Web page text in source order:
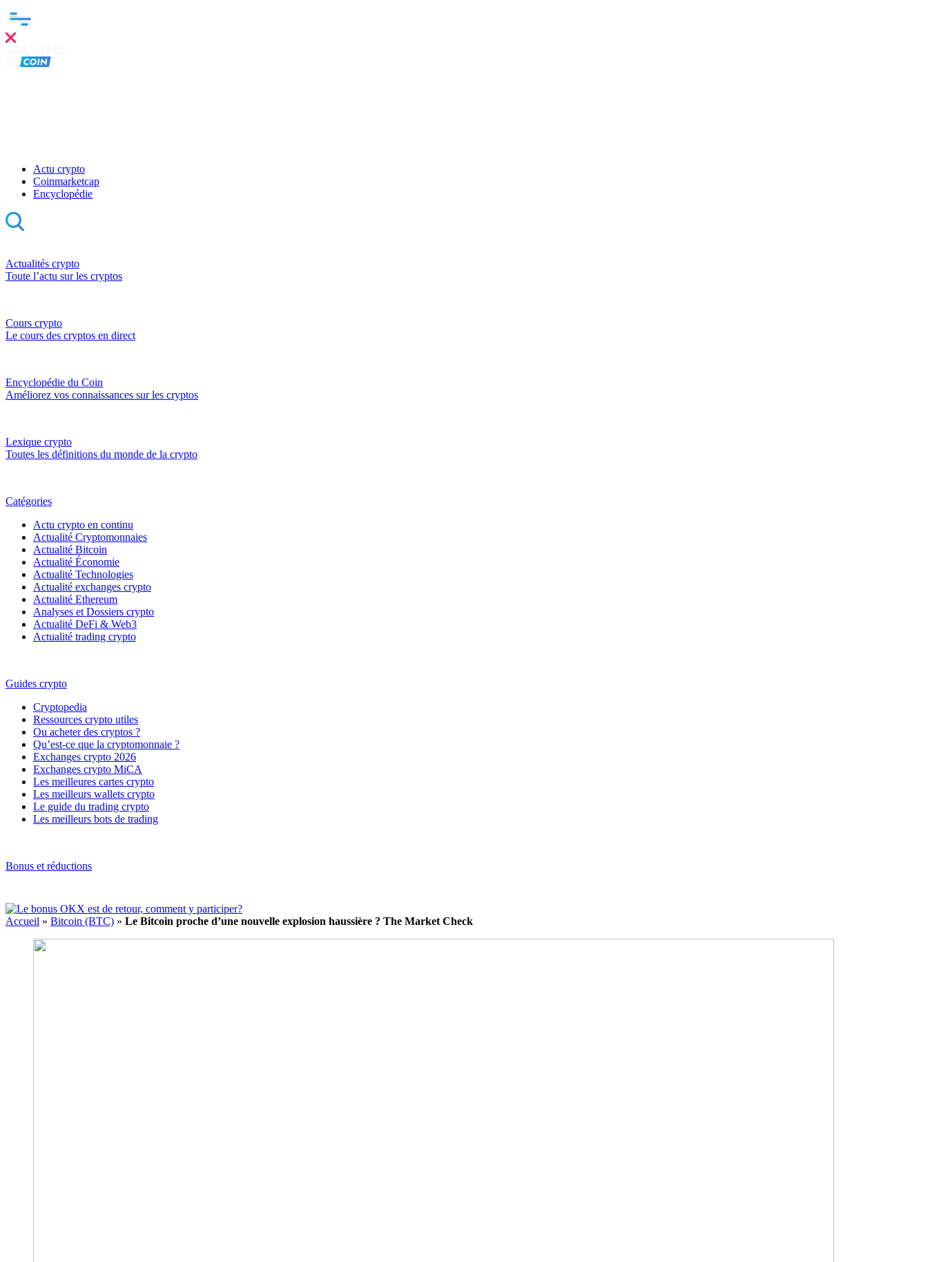
Actu crypto
Coinmarketcap
Encyclopédie
Actualités crypto
Toute l’actu sur les cryptos
Cours crypto
Le cours des cryptos en direct
Encyclopédie du Coin
Améliorez vos connaissances sur les cryptos
Lexique crypto
Toutes les définitions du monde de la crypto
Catégories
Actu crypto en continu
Actualité Cryptomonnaies
Actualité Bitcoin
Actualité Économie
Actualité Technologies
Actualité exchanges crypto
Actualité Ethereum
Analyses et Dossiers crypto
Actualité DeFi & Web3
Actualité trading crypto
Guides crypto
Cryptopedia
Ressources crypto utiles
Ou acheter des cryptos ?
Qu’est-ce que la cryptomonnaie ?
Exchanges crypto 2026
Exchanges crypto MiCA
Les meilleures cartes crypto
Les meilleurs wallets crypto
Le guide du trading crypto
Les meilleurs bots de trading
Bonus et réductions
Accueil » Bitcoin (BTC) » Le Bitcoin proche d’une nouvelle explosion haussière ? The Market Check